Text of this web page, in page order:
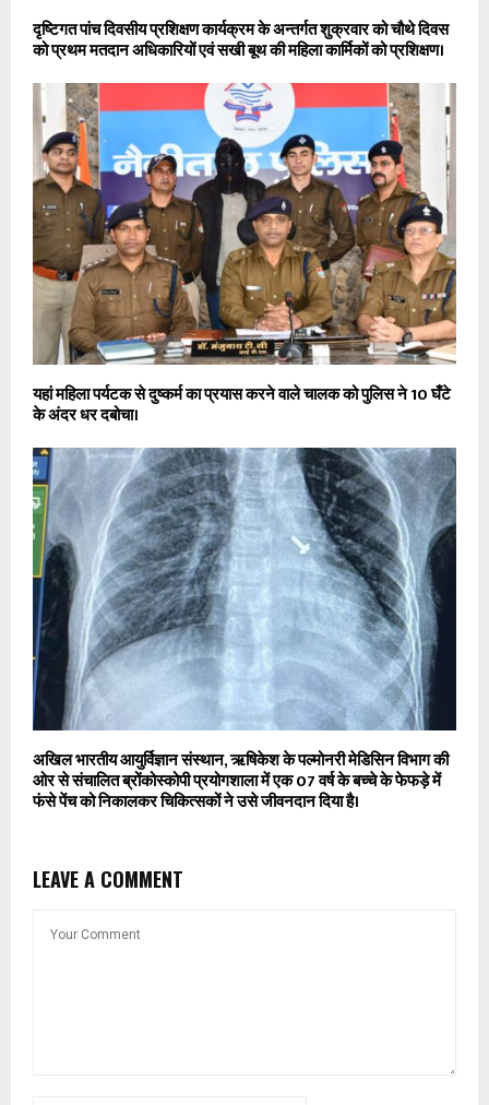
दृष्टिगत पांच दिवसीय प्रशिक्षण कार्यक्रम के अन्तर्गत शुक्रवार को चौथे दिवस
को प्रथम मतदान अधिकारियों एवं सखी बूथ की महिला कार्मिकों को प्रशिक्षण।
यहां महिला पर्यटक से दुष्कर्म का प्रयास करने वाले चालक को पुलिस ने 10 घँटे
के अंदर धर दबोचा।
अखिल भारतीय आयुर्विज्ञान संस्थान, ऋषिकेश के पल्मोनरी मेडिसिन विभाग की
ओर से संचालित ब्रोंकोस्कोपी प्रयोगशाला में एक 07 वर्ष के बच्चे के फेफड़े में
फंसे पेंच को निकालकर चिकित्सकों ने उसे जीवनदान दिया है।
LEAVE A COMMENT